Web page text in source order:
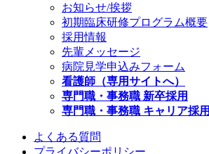
お知らせ/挨拶
初期臨床研修プログラム概要
採用情報
先輩メッセージ
病院見学申込みフォーム
看護師（専用サイトへ）
専門職・事務職 新卒採用
専門職・事務職 キャリア採用
よくある質問
プライバシーポリシー